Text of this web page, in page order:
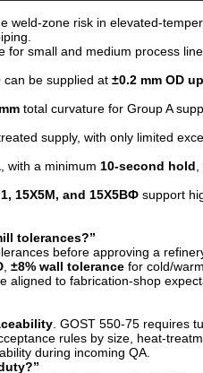
weld-zone risk in elevated-
for small and medium process
be supplied at ±0.2 mm OD
total curvature for Group A
supply, with only limited
, with a minimum 10-second hold
15Х5М, and 15Х5ВФ support
tolerances?”
before approving a
±8% wall tolerance for cold/
aligned to fabrication-shop
. GOST 550-75 requires
rules by size, heat-
during incoming QA.